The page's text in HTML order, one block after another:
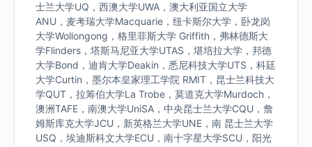
士兰大学UQ，西澳大学UWA，澳大利亚国立大学
ANU，麦考瑞大学Macquarie，纽卡斯尔大学，卧龙岗
大学Wollongong，格里菲斯大学 Griffith，弗林德斯大
学Flinders，塔斯马尼亚大学UTAS，堪培拉大学，邦德
大学Bond，迪肯大学Deakin，悉尼科技大学UTS，科廷
大学Curtin，墨尔本皇家理工学院 RMIT，昆士兰科技大
学QUT，拉筹伯大学La Trobe，莫道克大学Murdoch，
澳洲TAFE，南澳大学UniSA，中央昆士兰大学CQU，詹
姆斯库克大学JCU，新英格兰大学UNE，南 昆士兰大学
USQ，埃迪斯科文大学ECU，南十字星大学SCU，阳光